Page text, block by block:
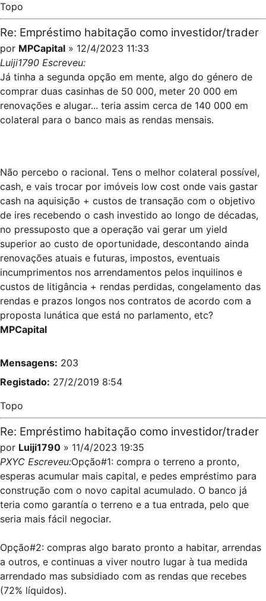
Topo
Re: Empréstimo habitação como investidor/trader
por MPCapital » 12/4/2023 11:33
Luiji1790 Escreveu:
Já tinha a segunda opção em mente, algo do género de
comprar duas casinhas de 50 000, meter 20 000 em
renovações e alugar... teria assim cerca de 140 000 em
colateral para o banco mais as rendas mensais.
Não percebo o racional. Tens o melhor colateral possível,
cash, e vais trocar por imóveis low cost onde vais gastar
cash na aquisição + custos de transação com o objetivo
de ires recebendo o cash investido ao longo de décadas,
no pressuposto que a operação vai gerar um yield
superior ao custo de oportunidade, descontando ainda
renovações atuais e futuras, impostos, eventuais
incumprimentos nos arrendamentos pelos inquilinos e
custos de litigância + rendas perdidas, congelamento das
rendas e prazos longos nos contratos de acordo com a
proposta lunática que está no parlamento, etc?
MPCapital
Mensagens: 203
Registado: 27/2/2019 8:54
Topo
Re: Empréstimo habitação como investidor/trader
por Luiji1790 » 11/4/2023 19:35
PXYC Escreveu:Opção#1: compra o terreno a pronto,
esperas acumular mais capital, e pedes empréstimo para
construção com o novo capital acumulado. O banco já
teria como garantía o terreno e a tua entrada, pelo que
seria mais fácil negociar.
Opção#2: compras algo barato pronto a habitar, arrendas
a outros, e continuas a viver noutro lugar à tua medida
arrendado mas subsidiado com as rendas que recebes
(72% líquidos).